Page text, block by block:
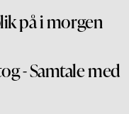
på i morgen
- Samtale med